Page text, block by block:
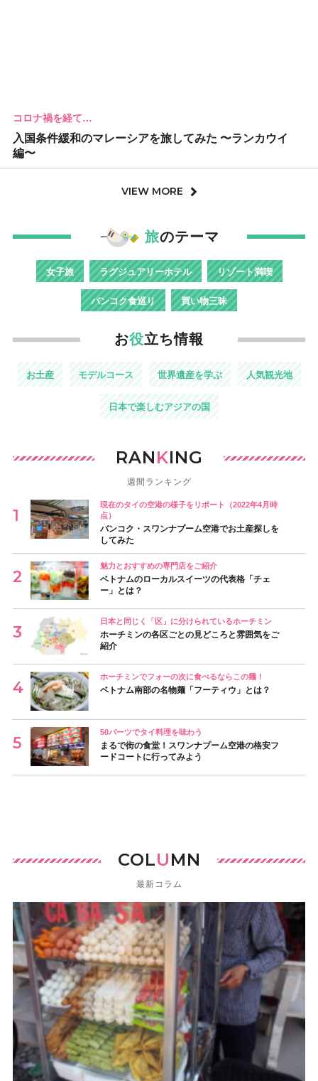
コロナ禍を経て…
入国条件緩和のマレーシアを旅してみた 〜ランカウイ
編〜
VIEW MORE
旅のテーマ
女子旅 ラグジュアリーホテル リゾート満喫
バンコク食巡り 買い物三昧
お役立ち情報
お土産 モデルコース 世界遺産を学ぶ 人気観光地
日本で楽しむアジアの国
RANKING
週間ランキング
現在のタイの空港の様子をリポート（2022年4月時
点）
バンコク・スワンナプーム空港でお土産探しを
してみた
魅力とおすすめの専門店をご紹介
ベトナムのローカルスイーツの代表格「チェ
ー」とは？
日本と同じく「区」に分けられているホーチミン
ホーチミンの各区ごとの見どころと雰囲気をご
紹介
ホーチミンでフォーの次に食べるならこの麺！
ベトナム南部の名物麺「フーティウ」とは？
50バーツでタイ料理を味わう
まるで街の食堂！スワンナプーム空港の格安フ
ードコートに行ってみよう
COLUMN
最新コラム